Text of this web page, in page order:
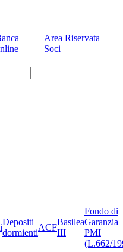
Area Riservata
Soci
Depositi
dormienti
ACF
Basilea
III
Fondo di
Garanzia
PMI
(L.662/